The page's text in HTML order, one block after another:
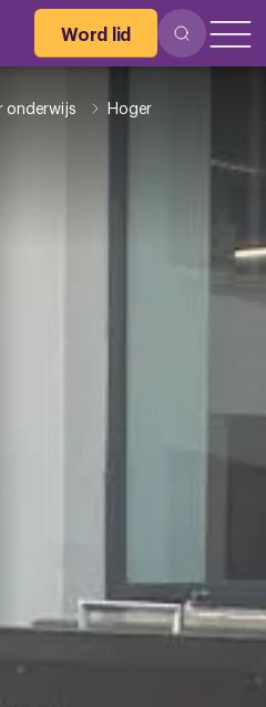
Word lid
onderwijs
Hoger